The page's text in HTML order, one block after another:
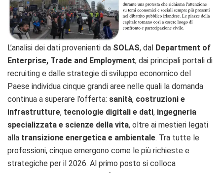
L’analisi dei dati provenienti da SOLAS, dal Department of
Enterprise, Trade and Employment, dai principali portali di
recruiting e dalle strategie di sviluppo economico del
Paese individua cinque grandi aree nelle quali la domanda
continua a superare l’offerta: sanità, costruzioni e
infrastrutture, tecnologie digitali e dati, ingegneria
specializzata e scienze della vita, oltre ai mestieri legati
alla transizione energetica e ambientale. Tra tutte le
professioni, cinque emergono come le più richieste e
strategiche per il 2026. Al primo posto si colloca